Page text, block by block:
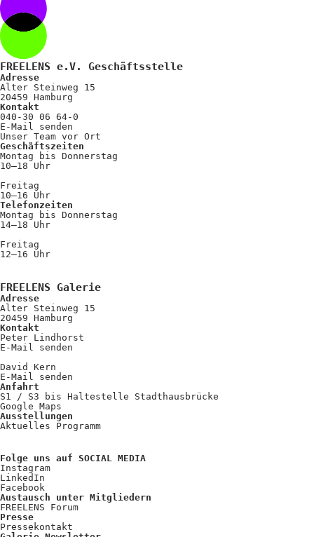
FREELENS e.V. Geschäftsstelle
Adresse
Alter Steinweg 15
20459 Hamburg
Kontakt
040-30 06 64-0
E-Mail senden
Unser Team vor Ort
Geschäftszeiten
Montag bis Donnerstag
10–18 Uhr
Freitag
10–16 Uhr
Telefonzeiten
Montag bis Donnerstag
14–18 Uhr
Freitag
12–16 Uhr
FREELENS Galerie
Adresse
Alter Steinweg 15
20459 Hamburg
Kontakt
Peter Lindhorst
E-Mail senden
David Kern
E-Mail senden
Anfahrt
S1 / S3 bis Haltestelle Stadthausbrücke
Google Maps
Ausstellungen
Aktuelles Programm
Folge uns auf SOCIAL MEDIA
Instagram
LinkedIn
Facebook
Austausch unter Mitgliedern
FREELENS Forum
Presse
Pressekontakt